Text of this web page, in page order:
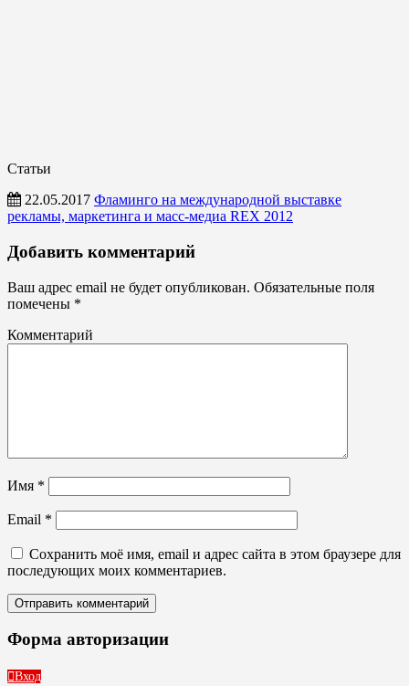
Статьи
22.05.2017 Фламинго на международной выставке
рекламы, маркетинга и масс-медиа REX 2012
Статьи
Добавить комментарий
Ваш адрес email не будет опубликован. Обязательные поля
помечены *
Комментарий
Имя *
Email *
Сохранить моё имя, email и адрес сайта в этом браузере для
последующих моих комментариев.
Форма авторизации
Вход